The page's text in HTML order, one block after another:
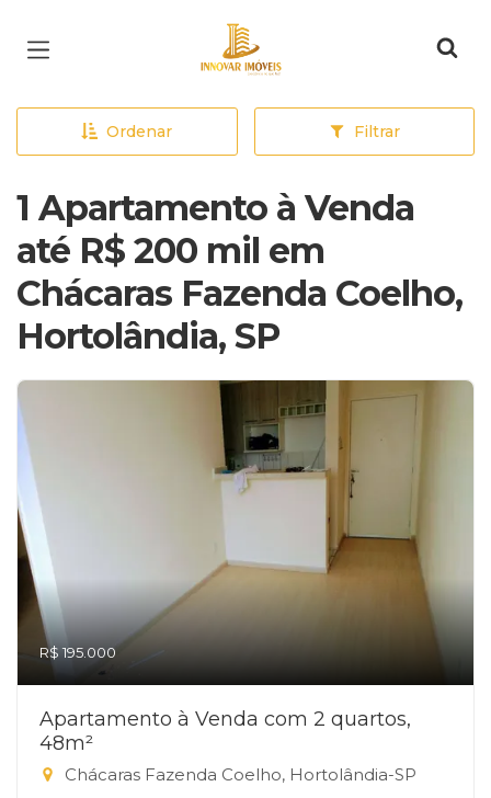
Página inicial
Ordenar Filtrar
1 Apartamento à Venda
até R$ 200 mil em
Chácaras Fazenda Coelho,
Hortolândia, SP
R$ 195.000
Apartamento à Venda com 2 quartos,
48m²
Chácaras Fazenda Coelho, Hortolândia-SP